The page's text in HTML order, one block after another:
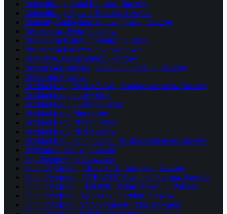
Rehabilitacja, Rafał Belusiak, Staszów
Rehabilitacja, Sylwia Janecka, Staszów
Remonty Budowlane Andrzej Pruski, Staszów
Restauracja „Perła” Golejów
Restauracja Hotel „Gościniec” Strużki
Restauracja Królewska w Szydłowie
Rolnictwo, usługi rolnicze Staszów
Roman Gorostowicz, ginekolog położnik, Staszów
Rossmann Staszów
Rozkład jazdy Busko-Zdrój – Sandomierz przez Staszów
Rozkład jazdy busów Gryf
Rozkład jazdy busów Połaniec
Rozkład jazdy Muszkieter
Rozkład jazdy PKS Połaniec
Rozkład jazdy PKS Staszów
Rozkład jazdy Sandomierz – Busko-Zdrój przez Staszów
Rytwiański karp w galarecie
Sąd Rejonowy w Staszowie
Salon Fryzjerski „Elżbieta”, E. Suchojad, Staszów
Salon Fryzjerski „EVELAIN” Ewelina Pawlęga, Staszów
Salon Fryzjerski „Hairstyle” Renata Kowalik, Połaniec
Salon Fryzjerski Agnieszka Poczobut, Staszów
Salon Fryzjerski ANNA Anna Reczko, Strzegom